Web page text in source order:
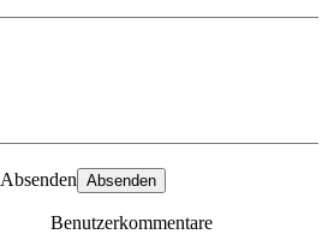
Absenden
Benutzerkommentare